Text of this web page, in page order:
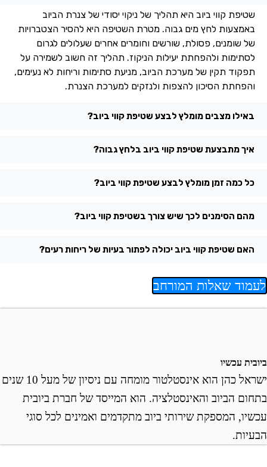
שטיפת קווי ביוב היא תהליך של ניקוי יסודי של צנרת הביוב
באמצעות לחץ מים גבוה. מטרת השטיפה היא להסיר הצטברויות
של שומנים, פסולת, שורשים וחומרים אחרים שעלולים לגרום
לסתימות ולהפחתת יעילות הניקוז. תהליך זה חשוב לשמירה על
תפקוד תקין של מערכת הביוב, מניעת סתימות וריחות לא נעימים,
והפחתת הסיכון להצפות ולנזקים למערכת הצנרת.
באילו מצבים מומלץ לבצע שטיפת קווי ביוב?
איך מתבצעת שטיפת קווי ביוב בלחץ גבוה?
כל כמה זמן מומלץ לבצע שטיפת קווי ביוב?
מהם הסימנים לכך שיש צורך בשטיפת קווי ביוב?
האם שטיפת קווי ביוב יכולה לפתור בעיות של ריחות רעים?
שאלות המורחב
עכשיו
ישראל כהן הוא אינסטלטור מומחה עם ניסיון של מעל 10 שנים
הביוב והאינסטלציה. הוא המייסד של חברת ביובית
המספקת שירותי ביוב מתקדמים ואמינים לכל סוגי